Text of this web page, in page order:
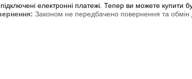
електронні платежі. Тепер ви можете купити
Законом не передбачено повернення та обмін